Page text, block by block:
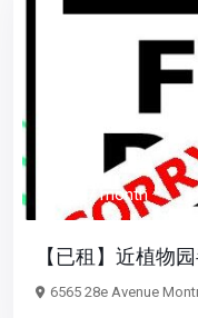
/ month
【已租】近植物
6565 28e Avenue